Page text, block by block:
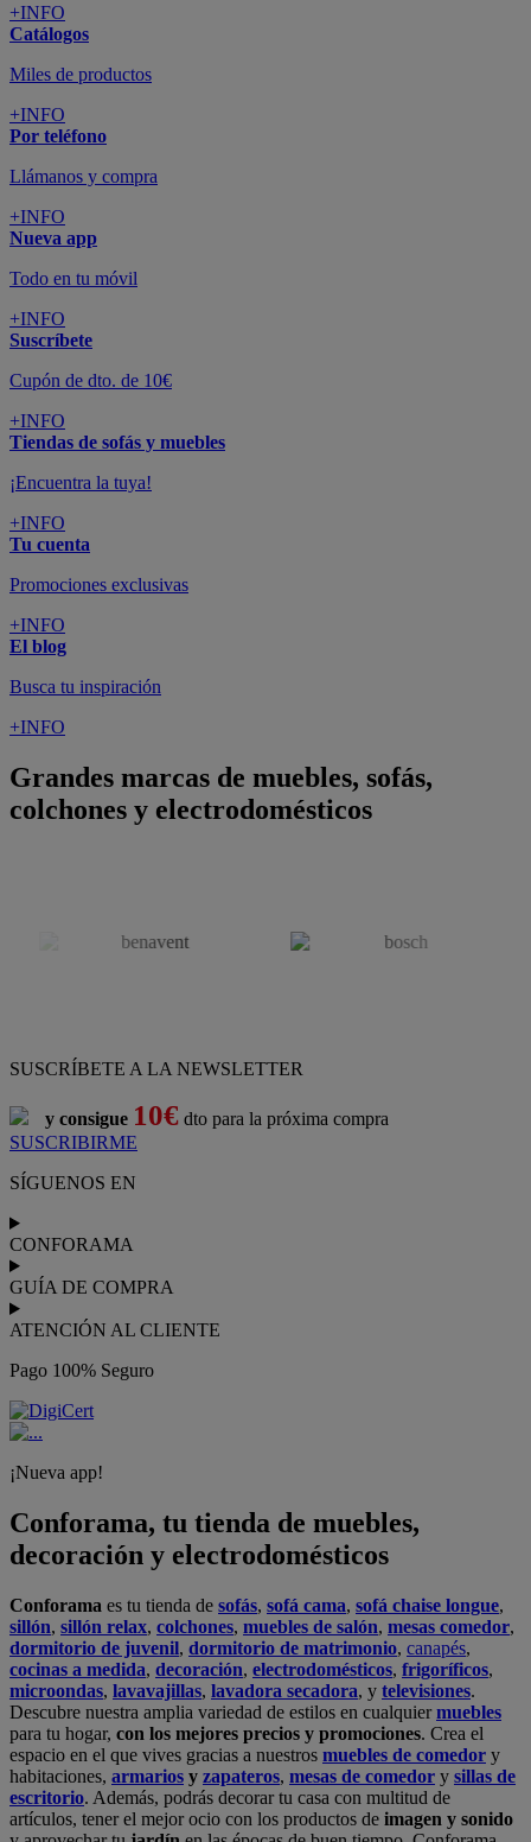
+INFO
Catálogos
Miles de productos
+INFO
Por teléfono
Llámanos y compra
+INFO
Nueva app
Todo en tu móvil
+INFO
Suscríbete
Cupón de dto. de 10€
+INFO
Tiendas de sofás y muebles
¡Encuentra la tuya!
+INFO
Tu cuenta
Promociones exclusivas
+INFO
El blog
Busca tu inspiración
+INFO
Grandes marcas de muebles, sofás,
colchones y electrodomésticos
SUSCRÍBETE A LA NEWSLETTER
y consigue 10€ dto para la próxima compra
SUSCRIBIRME
SÍGUENOS EN
CONFORAMA
GUÍA DE COMPRA
ATENCIÓN AL CLIENTE
Pago 100% Seguro
¡Nueva app!
Conforama, tu tienda de muebles,
decoración y electrodomésticos
Conforama es tu tienda de sofás, sofá cama, sofá chaise longue,
sillón, sillón relax, colchones, muebles de salón, mesas comedor,
dormitorio de juvenil, dormitorio de matrimonio, canapés,
cocinas a medida, decoración, electrodomésticos, frigoríficos,
microondas, lavavajillas, lavadora secadora, y televisiones.
Descubre nuestra amplia variedad de estilos en cualquiermuebles
para tu hogar, con los mejores precios y promociones. Crea el
espacio en el que vives gracias a nuestros muebles de comedor y
habitaciones, armarios y zapateros, mesas de comedor y sillas de
escritorio. Además, podrás decorar tu casa con multitud de
artículos, tener el mejor ocio con los productos de imagen y sonido